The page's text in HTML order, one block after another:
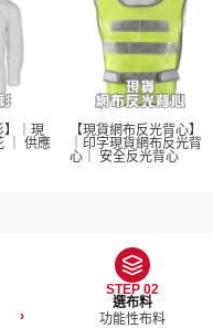
】｜現
｜ 供應
【現貨網布反光背心】
｜印字現貨網布反光背
心｜ 安全反光背心
›
STEP 02
選布料
功能性布料